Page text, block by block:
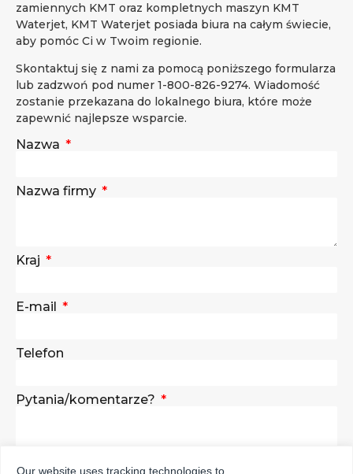
zamiennych KMT oraz kompletnych maszyn KMT
Waterjet, KMT Waterjet posiada biura na całym świecie,
aby pomóc Ci w Twoim regionie.
Skontaktuj się z nami za pomocą poniższego formularza
lub zadzwoń pod numer 1-800-826-9274. Wiadomość
zostanie przekazana do lokalnego biura, które może
zapewnić najlepsze wsparcie.
Nazwa
Nazwa firmy
Kraj
E-mail
Telefon
Pytania/komentarze?
Our website uses tracking technologies to